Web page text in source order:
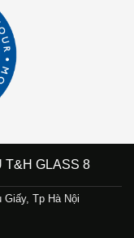
T&H GLASS 8
Giấy, Tp Hà Nội